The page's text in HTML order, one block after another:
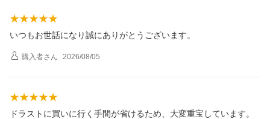
いつもお世話になり誠にありがとうございます。
購入者さん 2026/08/05
ドラストに買いに行く手間が省けるため、大変重宝しています。